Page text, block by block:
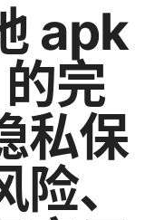
apk
完
私保
、